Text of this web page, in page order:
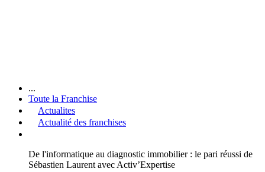
...
Toute la Franchise
Actualites
Actualité des franchises
De l'informatique au diagnostic immobilier : le pari réussi de
Sébastien Laurent avec Activ’Expertise